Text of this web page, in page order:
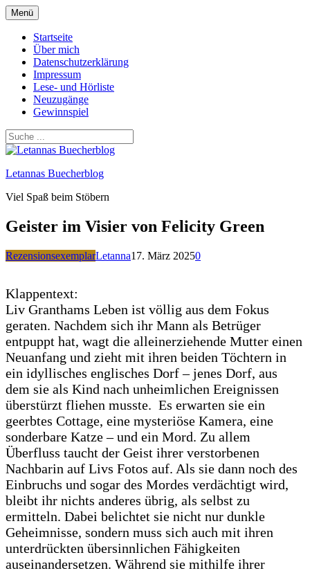
Zum
Inhalt
springen
Menü
Startseite
Über mich
Datenschutzerklärung
Impressum
Lese- und Hörliste
Neuzugänge
Gewinnspiel
Letannas Buecherblog
Viel Spaß beim Stöbern
Geister im Visier von Felicity Green
RezensionsexemplarLetanna17. März 20250
Klappentext:
Liv Granthams Leben ist völlig aus dem Fokus
geraten. Nachdem sich ihr Mann als Betrüger
entpuppt hat, wagt die alleinerziehende Mutter einen
Neuanfang und zieht mit ihren beiden Töchtern in
ein idyllisches englisches Dorf – jenes Dorf, aus
dem sie als Kind nach unheimlichen Ereignissen
überstürzt fliehen musste. Es erwarten sie ein
geerbtes Cottage, eine mysteriöse Kamera, eine
sonderbare Katze – und ein Mord. Zu allem
Überfluss taucht der Geist ihrer verstorbenen
Nachbarin auf Livs Fotos auf. Als sie dann noch des
Einbruchs und sogar des Mordes verdächtigt wird,
bleibt ihr nichts anderes übrig, als selbst zu
ermitteln. Dabei belichtet sie nicht nur dunkle
Geheimnisse, sondern muss sich auch mit ihren
unterdrückten übersinnlichen Fähigkeiten
auseinandersetzen. Während sie mithilfe ihrer